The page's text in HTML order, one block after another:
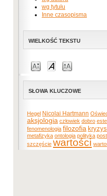
wg tytułu
Inne czasopisma
WIELKOŚĆ TEKSTU
SŁOWA KLUCZOWE
Hegel Nicolai Hartmann
aksjologia człowiek dobro
fenomenologia filozofia kryzys
metafizyka ontologia polityka
szczęście wartości